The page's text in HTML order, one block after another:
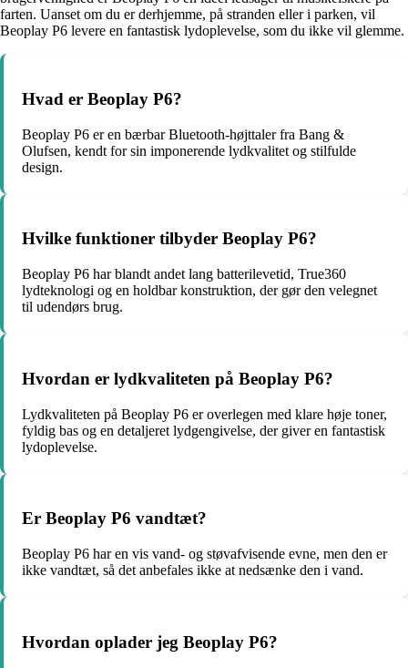
farten. Uanset om du er derhjemme, på stranden eller i parken, vil
Beoplay P6 levere en fantastisk lydoplevelse, som du ikke vil glemme.
Hvad er Beoplay P6?
Beoplay P6 er en bærbar Bluetooth-højttaler fra Bang &
Olufsen, kendt for sin imponerende lydkvalitet og stilfulde
design.
Hvilke funktioner tilbyder Beoplay P6?
Beoplay P6 har blandt andet lang batterilevetid, True360
lydteknologi og en holdbar konstruktion, der gør den velegnet
til udendørs brug.
Hvordan er lydkvaliteten på Beoplay P6?
Lydkvaliteten på Beoplay P6 er overlegen med klare høje toner,
fyldig bas og en detaljeret lydgengivelse, der giver en fantastisk
lydoplevelse.
Er Beoplay P6 vandtæt?
Beoplay P6 har en vis vand- og støvafvisende evne, men den er
ikke vandtæt, så det anbefales ikke at nedsænke den i vand.
Hvordan oplader jeg Beoplay P6?